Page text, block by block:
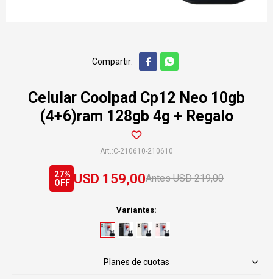
 
Celular Coolpad Cp12 Neo 10gb
(4+6)ram 128gb 4g + Regalo
C-210610-210610
USD 159,00 USD 219,00
27
Variantes:
Planes de cuotas